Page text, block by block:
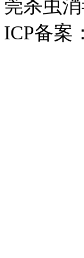
莞杀虫消
ICP备案：